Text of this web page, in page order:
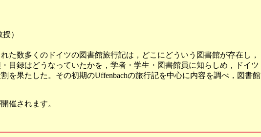
）
た数多くのドイツの図書館旅行記は，どこにどういう図書館が存在し，
目録はどうなっていたかを，学者・学生・図書館員に知らしめ，ドイツ
を果たした。その初期のUffenbachの旅行記を中心に内容を調べ，図書館
催されます。